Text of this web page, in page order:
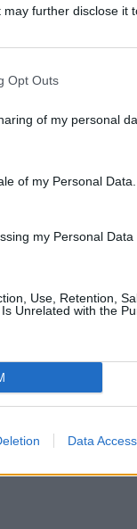
may further disclose it
Opt Outs
of my personal
of my Personal Data.
my Personal Data
Use, Retention,
Unrelated with the
Data Access